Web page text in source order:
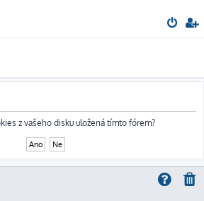
z vašeho disku uložená tímto fórem?